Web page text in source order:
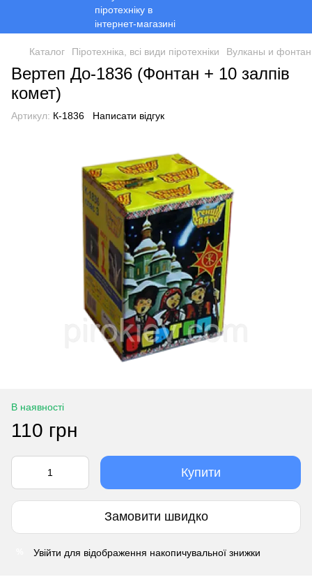
Каталог Піротехніка, всі види піротехніки Вулканы и
Вертеп До-1836 (Фонтан + 10 залпів
комет)
Артикул: К-1836 Написати відгук
В наявності
110 грн
Купити
Замовити швидко
Увійти для відображення накопичувальної знижки